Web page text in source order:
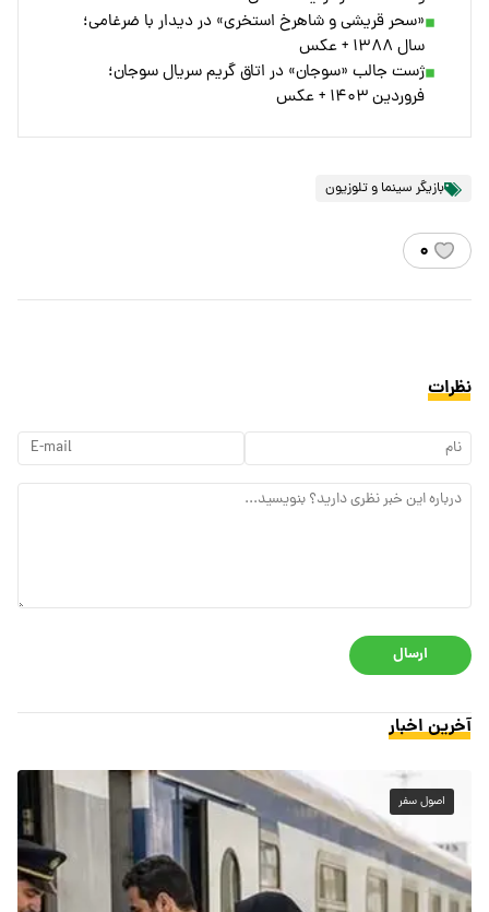
«سحر قریشی و شاهرخ استخری» در دیدار با ضرغامی؛
سال ۱۳۸۸ + عکس
ژست جالب «سوجان» در اتاق گریم سریال سوجان؛
فروردین ۱۴۰۳ + عکس
بازیگر سینما و تلوزیون
۰
نظرات
ارسال
آخرین اخبار
اصول سفر